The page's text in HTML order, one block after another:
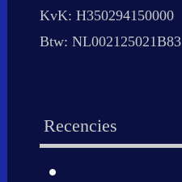
KvK: H350294150000
Btw: NL002125021B83
Recencies